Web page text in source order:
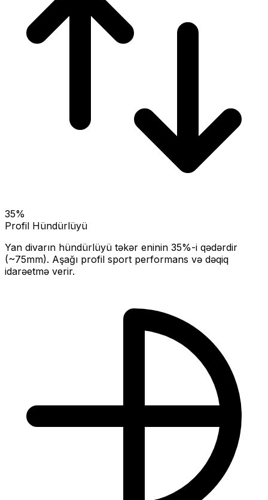
35%
Profil Hündürlüyü
Yan divarın hündürlüyü təkər eninin 35%-i qədərdir
(~75mm). Aşağı profil sport performans və dəqiq
idarəetmə verir.